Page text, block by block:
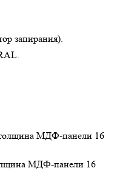
запирания).
МДФ-панели 16
МДФ-панели 16